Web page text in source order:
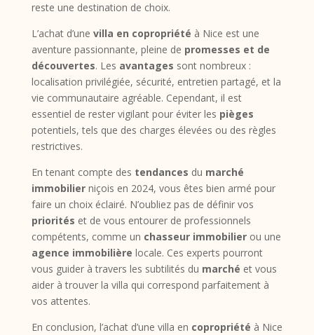
reste une destination de choix.
L’achat d’une villa en copropriété à Nice est une
aventure passionnante, pleine de promesses et de
découvertes. Les avantages sont nombreux :
localisation privilégiée, sécurité, entretien partagé, et la
vie communautaire agréable. Cependant, il est
essentiel de rester vigilant pour éviter les pièges
potentiels, tels que des charges élevées ou des règles
restrictives.
En tenant compte des tendances du marché
immobilierniçois en 2024, vous êtes bien armé pour
faire un choix éclairé. N’oubliez pas de définir vos
priorités et de vous entourer de professionnels
compétents, comme un chasseur immobilierou une
agence immobilière locale. Ces experts pourront
vous guider à travers les subtilités du marché et vous
aider à trouver la villa qui correspond parfaitement à
vos attentes.
En conclusion, l’achat d’une villa en copropriété à Nice